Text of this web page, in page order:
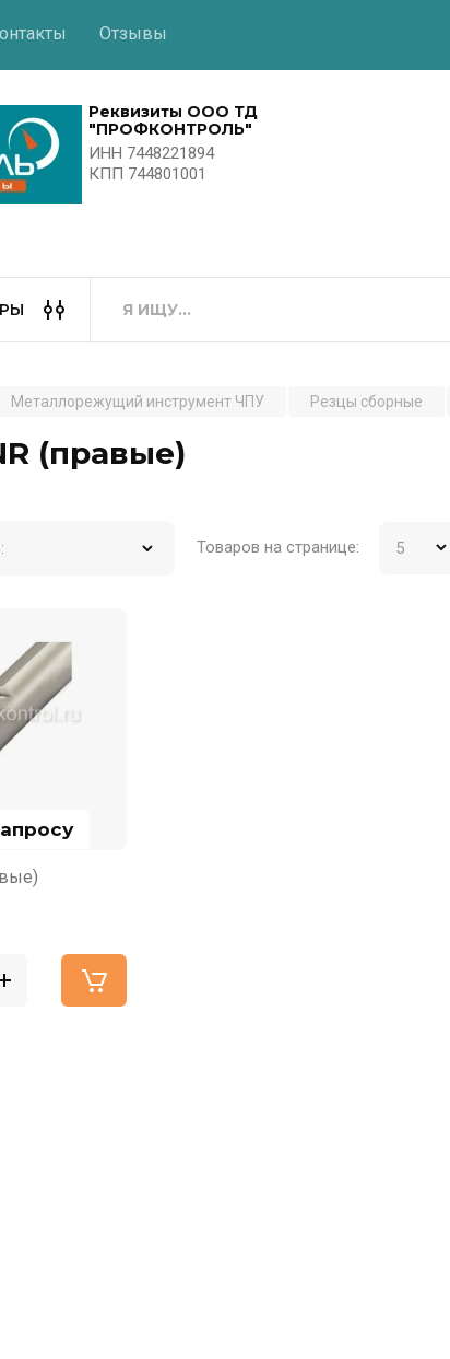
Отзывы
Реквизиты ООО ТД
"ПРОФКОНТРОЛЬ"
ИНН 7448221894
КПП 744801001
Металлорежущий инструмент ЧПУ Резцы сборные
(правые)
Товаров на странице: